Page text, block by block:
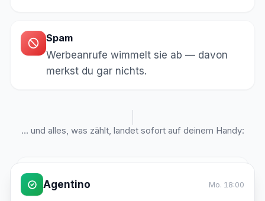
Spam
Werbeanrufe wimmelt sie ab — davon
merkst du gar nichts.
… und alles, was zählt, landet sofort auf deinem Handy:
Agentino Do. 08:30
Agentino